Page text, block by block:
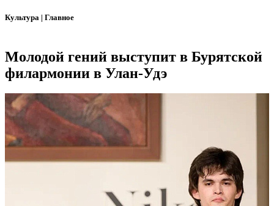
Культура | Главное
Молодой гений выступит в Бурятской
филармонии в Улан-Удэ